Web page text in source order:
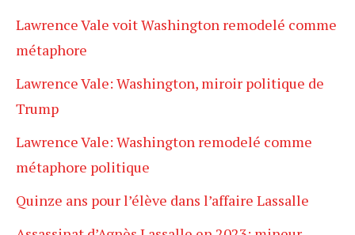
Lawrence Vale voit Washington remodelé comme
métaphore
Lawrence Vale: Washington, miroir politique de
Trump
Lawrence Vale: Washington remodelé comme
métaphore politique
Quinze ans pour l’élève dans l’affaire Lassalle